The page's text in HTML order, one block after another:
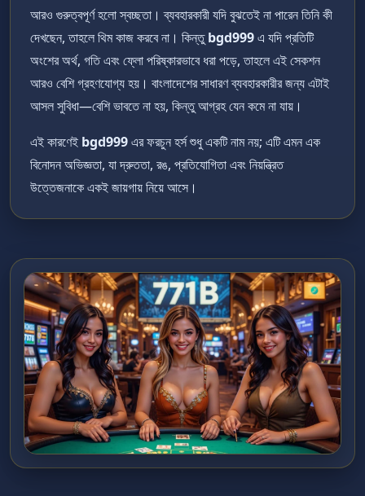
আরও গুরুত্বপূর্ণ হলো স্বচ্ছতা। ব্যবহারকারী যদি বুঝতেই না পারেন তিনি কী
দেখছেন, তাহলে থিম কাজ করবে না। কিন্তুbgd999এ যদি প্রতিটি
অংশের অর্থ, গতি এবং ফ্লো পরিষ্কারভাবে ধরা পড়ে, তাহলে এই সেকশন
আরও বেশি গ্রহণযোগ্য হয়। বাংলাদেশের সাধারণ ব্যবহারকারীর জন্য এটাই
আসল সুবিধা—বেশি ভাবতে না হয়, কিন্তু আগ্রহ যেন কমে না যায়।
এই কারণেই bgd999এর ফরচুন হর্স শুধু একটি নাম নয়; এটি এমন এক
বিনোদন অভিজ্ঞতা, যা দ্রুততা, রঙ, প্রতিযোগিতা এবং নিয়ন্ত্রিত
উত্তেজনাকে একই জায়গায় নিয়ে আসে।